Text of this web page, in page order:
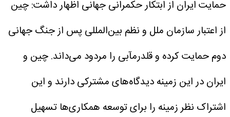
حمایت ایران از ابتکار حکمرانی جهانی اظهار داشت: چین
از اعتبار سازمان ملل و نظم بین‌المللی پس از جنگ جهانی
دوم حمایت کرده و قلدرمآبی را مردود می‌داند. چین و
ایران در این زمینه دیدگاه‌های مشترکی دارند و این
اشتراک نظر زمینه را برای توسعه همکاری‌ها تسهیل